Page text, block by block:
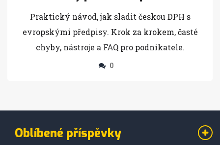
podnikatele
Praktický návod, jak sladit českou DPH s
evropskými předpisy. Krok za krokem, časté
chyby, nástroje a FAQ pro podnikatele.
0
Oblíbené příspěvky